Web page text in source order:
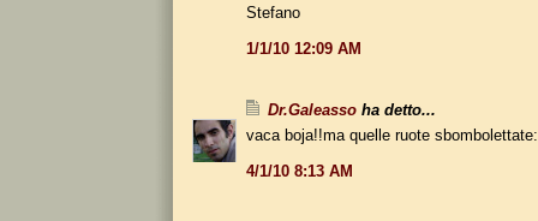
Stefano
1/1/10 12:09 AM
Dr.Galeasso ha detto...
vaca boja!!ma quelle ruote
4/1/10 8:13 AM